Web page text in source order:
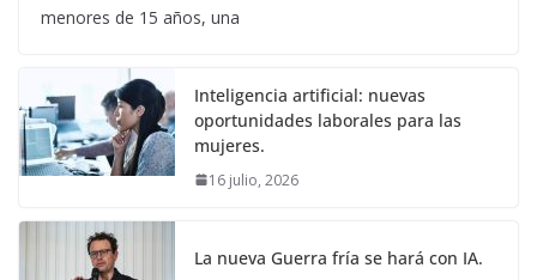
menores de 15 años, una
Inteligencia artificial: nuevas
oportunidades laborales para las
mujeres.
16 julio, 2026
La nueva Guerra fría se hará con IA.